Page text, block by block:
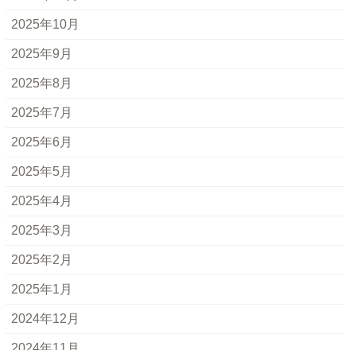
2025年10月
2025年9月
2025年8月
2025年7月
2025年6月
2025年5月
2025年4月
2025年3月
2025年2月
2025年1月
2024年12月